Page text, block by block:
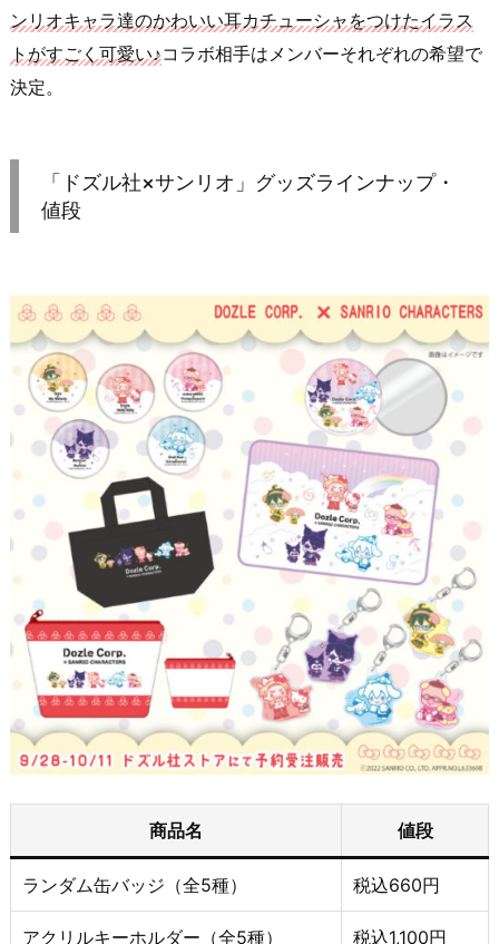
ンリオキャラ達のかわいい耳カチューシャをつけたイラス
トがすごく可愛い♪コラボ相手はメンバーそれぞれの希望で
決定。
「ドズル社×サンリオ」グッズラインナップ・
値段
商品名 値段
ランダム缶バッジ（全5種） 税込660円
アクリルキーホルダー（全5種） 税込1,100円